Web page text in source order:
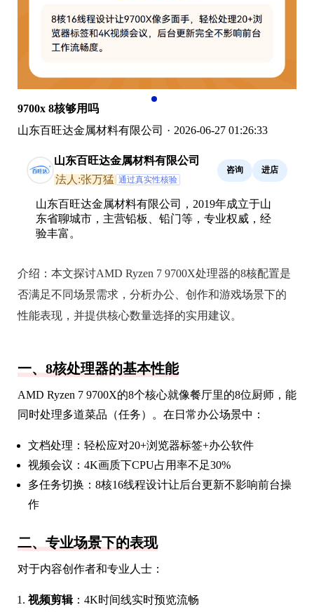
9700x 8核够用吗
山东百旺达金属材料有限公司 · 2026-06-27 01:26:33
山东百旺达金属材料有限公司
法人:张万猛 通过真实性核验
咨询 进店
山东百旺达金属材料有限公司，2019年成立于山
东省聊城市，主营铅板、铅门等，专业权威，经
验丰富。
介绍： 本文探讨AMD Ryzen 7 9700X处理器的8核配置是
否满足不同场景需求，分析办公、创作和游戏场景下的
性能表现，并提供核心数量选择的实用建议。
一、8核处理器的基本性能
AMD Ryzen 7 9700X的8个核心就像餐厅里的8位厨师，能
同时处理多道菜品（任务）。在日常办公场景中：
文档处理：轻松应对20+浏览器标签+办公软件
视频会议：4K画质下CPU占用率不足30%
多任务切换：8核16线程设计让后台更新不影响前台操
作
二、专业场景下的表现
对于内容创作者和专业人士：
视频剪辑：4K时间线实时预览流畅